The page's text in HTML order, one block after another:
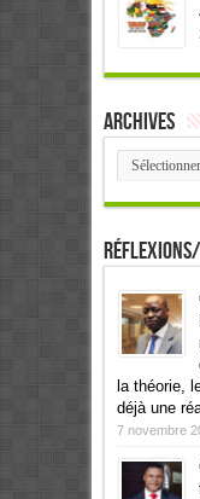
Archives
Archives
la théorie,
déjà une
7 novembre